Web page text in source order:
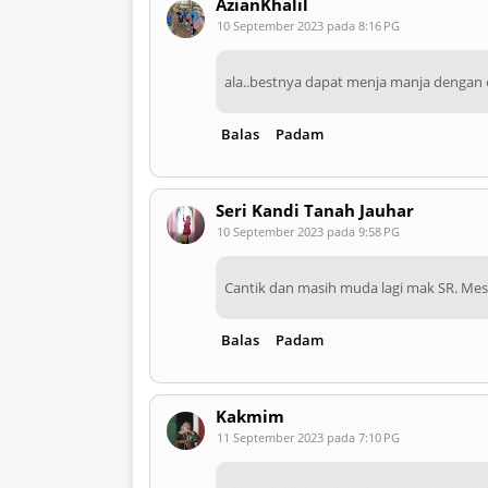
10 September 2023 pada 8:16 PG
ala..bestnya dapat menja manja dengan
Balas Padam
Seri Kandi Tanah Jauhar
10 September 2023 pada 9:58 PG
Cantik dan masih muda lagi mak SR.
Balas Padam
Kakmim
11 September 2023 pada 7:10 PG